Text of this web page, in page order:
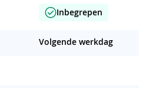
Inbegrepen
Volgende werkdag